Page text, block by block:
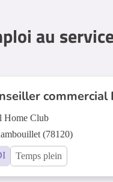
au
commercial
Home Club
(78120)
Temps plein